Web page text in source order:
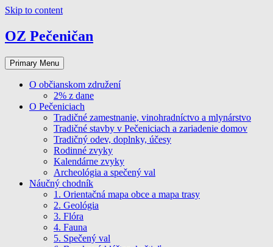
Skip to content
OZ Pečeničan
Primary Menu
O občianskom združení
2% z dane
O Pečeniciach
Tradičné zamestnanie, vinohradníctvo a mlynárstvo
Tradičné stavby v Pečeniciach a zariadenie domov
Tradičný odev, doplnky, účesy
Rodinné zvyky
Kalendárne zvyky
Archeológia a spečený val
Náučný chodník
1. Orientačná mapa obce a mapa trasy
2. Geológia
3. Flóra
4. Fauna
5. Spečený val